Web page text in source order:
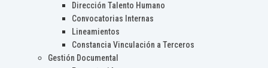
Dirección Talento Humano
Convocatorias Internas
Lineamientos
Constancia Vinculación a Terceros
Gestión Documental